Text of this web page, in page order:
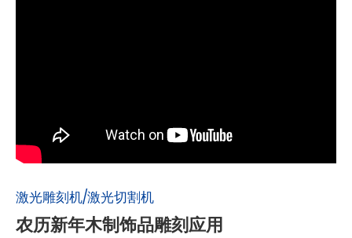
激光雕刻机/激光切割机
农历新年木制饰品雕刻应用